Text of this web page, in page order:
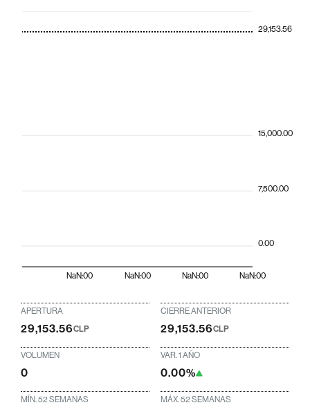
NaN:00 NaN:00 NaN:00 NaN:00
0.00
7,500.00
15,000.00
29,153.56
APERTURA
29,153.56CLP
CIERRE ANTERIOR
29,153.56CLP
VOLUMEN
0
VAR. 1 AÑO
0.00%
MÍN. 52 SEMANAS MÁX. 52 SEMANAS